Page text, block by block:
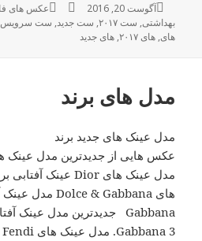
ارسال
شده
در
آگوست 20, 2016 نویسندهدسته‌ها
عکس های
بهداشتی, ست ۲۰۱۷ , ست جدید, ست سرویس
های,های ۲۰۱۷ ,های جدید
مدل های برند
مدل عینک های جدید برند